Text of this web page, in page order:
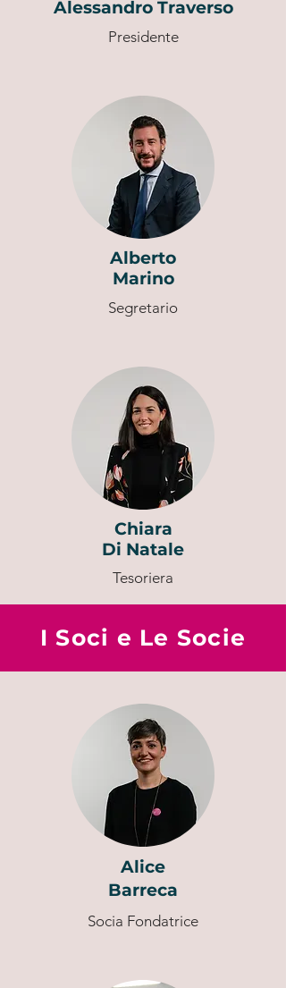
Alessandro Traverso
Presidente
Alberto
Marino
Segretario
Chiara
Di Natale
Tesoriera
I Soci e Le Socie
Alice
Barreca
Socia Fondatrice